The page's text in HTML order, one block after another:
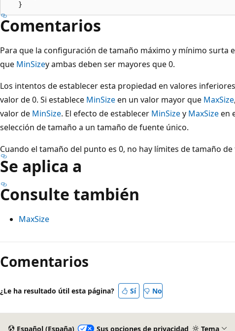
Comentarios
Para que la configuración de tamaño máximo y mínimo surta
que MinSizey ambas deben ser mayores que 0.
Los intentos de establecer esta propiedad en valores
valor de 0. Si establece MinSizeen un valor mayor que MaxSize,
valor de MinSize. El efecto de establecer MinSizey MaxSizeen
selección de tamaño a un tamaño de fuente único.
Cuando el tamaño del punto es 0, no hay límites de tamaño
Se aplica a
Consulte también
MaxSize
Modo
de
lectura
Comentarios
¿Le ha resultado útil esta página? Sí No
Español (España) Sus opciones de privacidad Tema